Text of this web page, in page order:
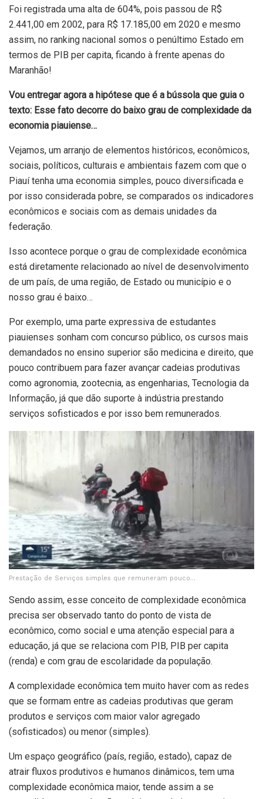
Foi registrada uma alta de 604%, pois passou de R$
2.441,00 em 2002, para R$ 17.185,00 em 2020 e mesmo
assim, no ranking nacional somos o penúltimo Estado em
termos de PIB per capita, ficando à frente apenas do
Maranhão!
Vou entregar agora a hipótese que é a bússola que guia o
texto: Esse fato decorre do baixo grau de complexidade da
economia piauiense…
Vejamos, um arranjo de elementos históricos, econômicos,
sociais, políticos, culturais e ambientais fazem com que o
Piauí tenha uma economia simples, pouco diversificada e
por isso considerada pobre, se comparados os indicadores
econômicos e sociais com as demais unidades da
federação.
Isso acontece porque o grau de complexidade econômica
está diretamente relacionado ao nível de desenvolvimento
de um país, de uma região, de Estado ou município e o
nosso grau é baixo…
Por exemplo, uma parte expressiva de estudantes
piauienses sonham com concurso público, os cursos mais
demandados no ensino superior são medicina e direito, que
pouco contribuem para fazer avançar cadeias produtivas
como agronomia, zootecnia, as engenharias, Tecnologia da
Informação, já que dão suporte à indústria prestando
serviços sofisticados e por isso bem remunerados.
Prestação de Serviços simples que remuneram pouco…
Sendo assim, esse conceito de complexidade econômica
precisa ser observado tanto do ponto de vista de
econômico, como social e uma atenção especial para a
educação, já que se relaciona com PIB, PIB per capita
(renda) e com grau de escolaridade da população.
A complexidade econômica tem muito haver com as redes
que se formam entre as cadeias produtivas que geram
produtos e serviços com maior valor agregado
(sofisticados) ou menor (simples).
Um espaço geográfico (país, região, estado), capaz de
atrair fluxos produtivos e humanos dinâmicos, tem uma
complexidade econômica maior, tende assim a se